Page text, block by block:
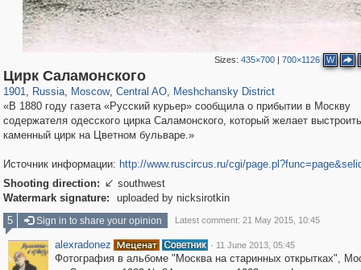
Sizes: 435×700| 700×1126 W
Цирк Саламонского
1901, Russia
1,407,232 29,248
, Moscow
319,878 8,286
, Central AO
160,021 5,916
, Meshchansky District
«В 1880 году газета «Русский курьер» сообщила о прибытии в Москву
содержателя одесского цирка Саламонского, который желает выстроить
каменный цирк на Цветном бульваре.»
Источник информации: http://www.ruscircus.ru/cgi/
Shooting direction:  southwest
Watermark signature:
uploaded by nicksirotkin
5
Sign in to share your opinion Latest comment: 21 May 2015, 10:45
alexradonez · 11 June 2013, 05:45
Фотография в альбоме "Москва на старинных открытках",